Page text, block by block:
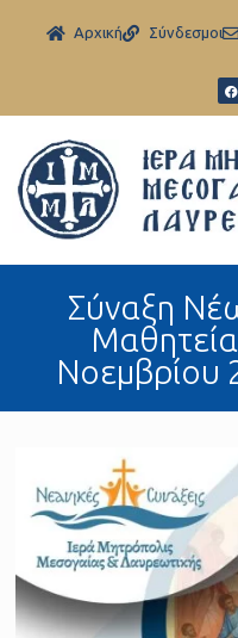
Aρχική Σύνδεσμοι
Σύναξη